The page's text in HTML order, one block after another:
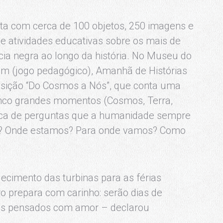
com cerca de 100 objetos, 250 imagens e
atividades educativas sobre os mais de
negra ao longo da história. No Museu do
(jogo pedagógico), Amanhã de Histórias
“Do Cosmos a Nós”, que conta uma
grandes momentos (Cosmos, Terra,
de perguntas que a humanidade sempre
estamos? Para onde vamos? Como
das turbinas para as férias
prepara com carinho: serão dias de
pensados com amor – declarou